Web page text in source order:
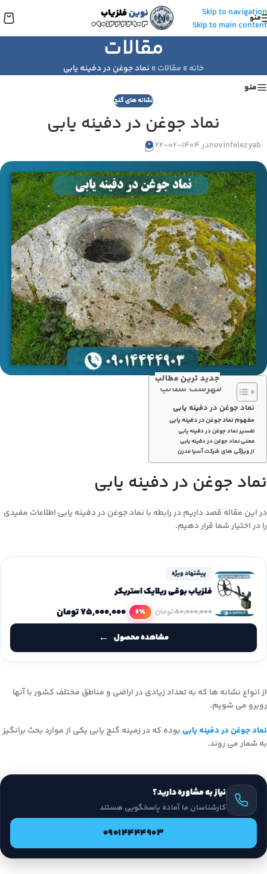
Skip to navigation
Skip to main content
منو
مقالات
خانه » مقالات » نماد جوغن در دفینه یابی
منو
نشانه های گنج
نماد جوغن در دفینه یابی
novinfelezyabدر 1404-02-22 0
جدید ترین مطالب
فهرست مطالب
نماد جوغن در دفینه یابی
مفهوم نماد جوغن در دفینه یابی
تفسیر نماد جوغن در دفینه یابی
معنی نماد جوغن در دفینه یابی
از ویژگی های شرکت آسیا مدرن
نماد جوغن در دفینه یابی
در این مقاله قصد داریم در رابطه با نماد جوغن در دفینه یابی اطلاعات مفیدی
را در اختیار شما قرار دهیم.
پیشنهاد ویژه
فلزیاب بوقی ریلایک استریکر
۸۰,۰۰۰,۰۰۰تومان 6٪ ۷۵,۰۰۰,۰۰۰تومان
مشاهده محصول
از انواع نشانه ها که به تعداد زیادی در اراضی و مناطق مختلف کشور با آنها
روبرو می شویم.
نماد جوغن در دفینه یابیبوده که در زمینه گنج یابی یکی از موارد بحث برانگیز
به شمار می روند.
نیاز به مشاوره دارید؟
کارشناسان ما آماده پاسخگویی هستند
09014444903